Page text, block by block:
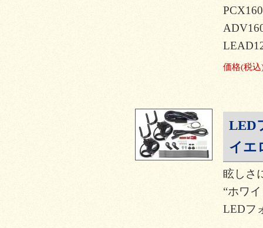
価格(税込
LED
イエ
眩しさ
“ホワ
LEDフ